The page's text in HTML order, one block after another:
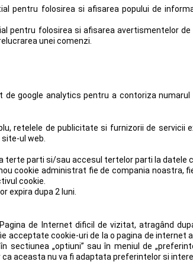
pentru folosirea si afisarea popului de
pentru folosirea si afisarea avertismentelor de
unei comenzi.
google analytics pentru a contoriza numarul
retelele de publicitate si furnizorii de
ul web.
terte parti si/sau accesul tertelor parti la
cookie administrat fie de compania noastra,
cookie.
expira dupa 2 luni.
de Internet dificil de vizitat, atragând
acceptate cookie-uri de la o pagina de
sectiunea „optiuni” sau în meniul de
aceasta nu va fi adaptata preferintelor si